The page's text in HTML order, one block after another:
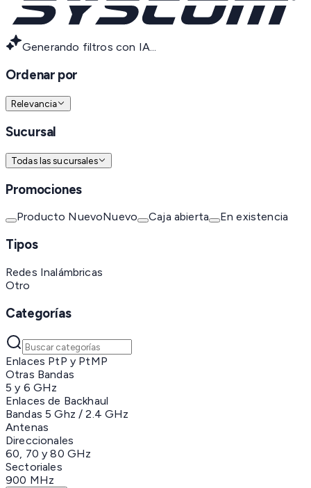
Generando filtros con IA...
Ordenar por
Relevancia
Sucursal
Todas las sucursales
Promociones
Producto NuevoNuevo Caja abierta En existencia
Tipos
Redes Inalámbricas
Otro
Categorías
Enlaces PtP y PtMP
Otras Bandas
5 y 6 GHz
Enlaces de Backhaul
Bandas 5 Ghz / 2.4 GHz
Antenas
Direccionales
60, 70 y 80 GHz
Sectoriales
900 MHz